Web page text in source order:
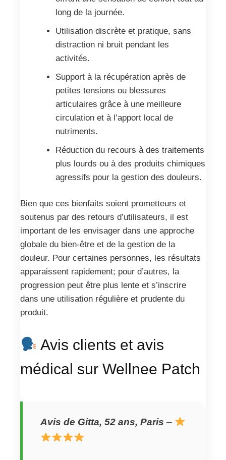
long de la journée.
Utilisation discrète et pratique, sans
distraction ni bruit pendant les
activités.
Support à la récupération après de
petites tensions ou blessures
articulaires grâce à une meilleure
circulation et à l’apport local de
nutriments.
Réduction du recours à des traitements
plus lourds ou à des produits chimiques
agressifs pour la gestion des douleurs.
Bien que ces bienfaits soient prometteurs et
soutenus par des retours d’utilisateurs, il est
important de les envisager dans une approche
globale du bien-être et de la gestion de la
douleur. Pour certaines personnes, les résultats
apparaissent rapidement; pour d’autres, la
progression peut être plus lente et s’inscrire
dans une utilisation régulière et prudente du
produit.
Avis clients et avis
médical sur Wellnee Patch
Avis de Gitta, 52 ans, Paris –